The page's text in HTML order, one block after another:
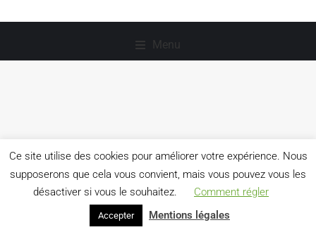
Menu
Ce site utilise des cookies pour améliorer votre expérience. Nous
supposerons que cela vous convient, mais vous pouvez vous les
désactiver si vous le souhaitez.
Comment régler
Accepter
Mentions légales